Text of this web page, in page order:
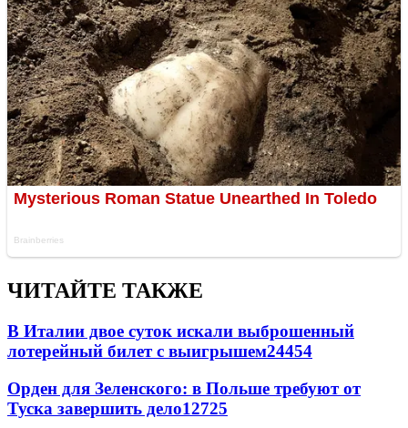
ЧИТАЙТЕ ТАКЖЕ
В Италии двое суток искали выброшенный
лотерейный билет с выигрышем24454
Орден для Зеленского: в Польше требуют от
Туска завершить дело12725